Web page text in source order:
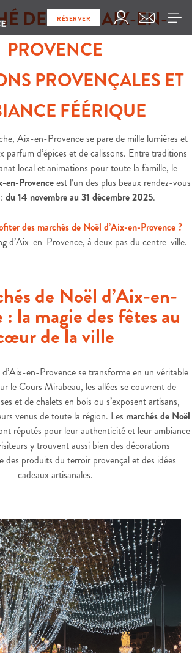
RÉSERVER
DE NOËL AIX-EN-
PROVENCE
PROVENÇALES ET
FÉÉRIQUE
Aix-en-Provence se pare de mille lumières et
parfum d’épices et de calissons. Entre traditions
local et animations pour toute la famille, le
en-Provenceest l’un des plus beaux rendez-vous
du 14 novembre au 31 décembre 2025.
des marchés de Noël d’Aix-en-Provence ?
d’Aix-en-Provence, à deux pas du centre-ville.
de Noël d’Aix-en-
: la magie des fêtes au
de la ville
en-Provence se transforme en un véritable
le Cours Mirabeau, les allées se couvrent de
et de chalets en bois ou s’exposent artisans,
venus de toute la région. Les marchés de Noël
réputés pour leur authenticité et leur ambiance
y trouvent aussi bien des décorations
des produits du terroir provençal et des idées
cadeaux artisanales.